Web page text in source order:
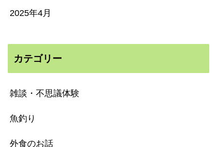
2025年4月
カテゴリー
雑談・不思議体験
魚釣り
外食のお話